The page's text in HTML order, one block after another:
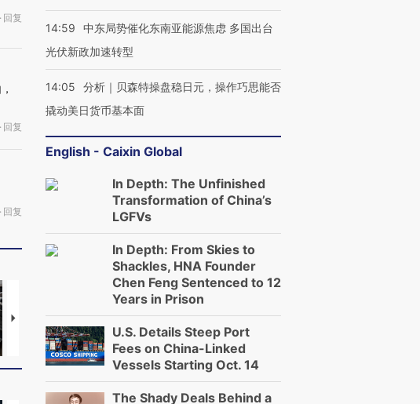
· 回复
· 回复
· 回复
视线｜HYROX的吸金
术：是什么让中产们甘
心“花钱找虐”？
马航飞行员跨国走私7万
粒摇头丸 尿检体内含3种
毒品
视线｜被称为“蟑螂”的印
14:59
中东局势催化东南亚能源焦虑 多国出台
光伏新政加速转型
14:05
分析｜贝森特操盘稳日元，操作巧思能否
撬动美日货币基本面
English - Caixin Global
In Depth: The Unfinished
Transformation of China’s
LGFVs
In Depth: From Skies to
Shackles, HNA Founder
Chen Feng Sentenced to 12
Years in Prison
U.S. Details Steep Port
Fees on China-Linked
Vessels Starting Oct. 14
The Shady Deals Behind a